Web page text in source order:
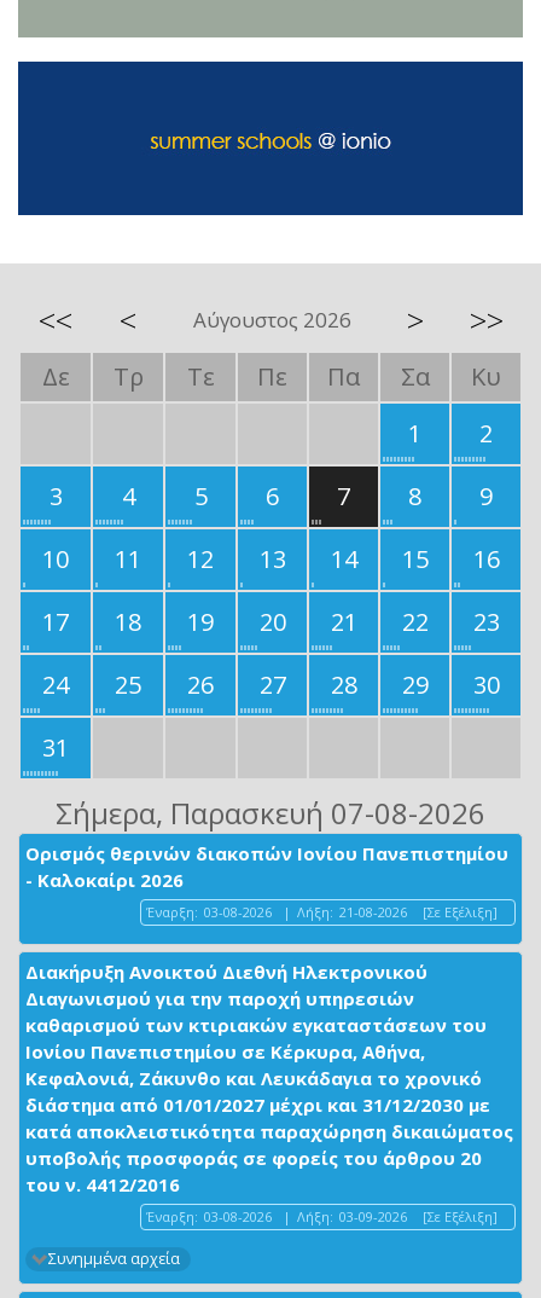
<< < Αύγουστος 2026 > >>
Δε Τρ Τε Πε Πα Σα
Κυ
1
2
3
4 5 6 7 8
9
10
11 12 13 14 15
16
17
18 19 20 21 22
23
24
25 26 27 28 29
30
31
Σήμερα, Παρασκευή 07-08-2026
Ορισμός θερινών διακοπών Ιονίου Πανεπιστημίου
- Καλοκαίρι 2026
Έναρξη: 03-08-2026 | Λήξη: 21-08-2026 [Σε Εξέλιξη]
Διακήρυξη Ανοικτού Διεθνή Ηλεκτρονικού
Διαγωνισμού για την παροχή υπηρεσιών
καθαρισμού των κτιριακών εγκαταστάσεων του
Ιονίου Πανεπιστημίου σε Κέρκυρα, Αθήνα,
Κεφαλονιά, Ζάκυνθο και Λευκάδαγια το χρονικό
διάστημα από 01/01/2027 μέχρι και 31/12/2030 με
κατά αποκλειστικότητα παραχώρηση δικαιώματος
υποβολής προσφοράς σε φορείς του άρθρου 20
του ν. 4412/2016
Έναρξη: 03-08-2026 | Λήξη: 03-09-2026 [Σε Εξέλιξη]
Συνημμένα αρχεία